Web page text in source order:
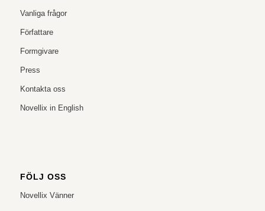
Vanliga frågor
Författare
Formgivare
Press
Kontakta oss
Novellix in English
FÖLJ OSS
Novellix Vänner